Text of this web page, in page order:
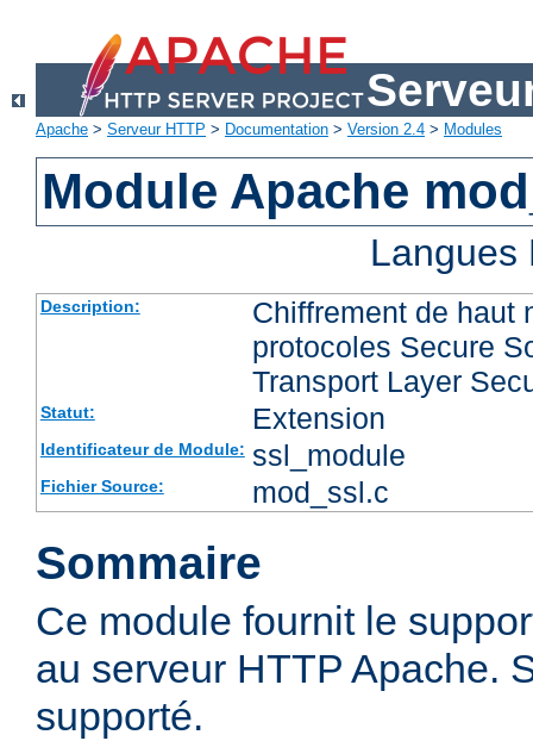
Apache > Serveur HTTP > Documentation > Version 2.4 > Modules
Module Apache
Description:
Chiffrement de haut
protocoles Secure
Transport Layer
Statut: Extension
Identificateur de Module: ssl_module
Fichier Source: mod_ssl.c
Sommaire
Ce module fournit le
au serveur HTTP Apache.
supporté.